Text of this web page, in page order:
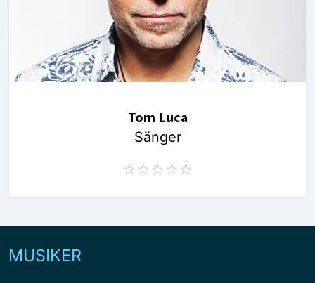
Tom Luca
Sänger
MUSIKER